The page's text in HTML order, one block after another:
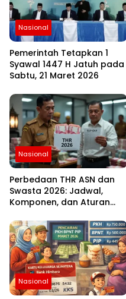
Nasional
Pemerintah Tetapkan 1
Syawal 1447 H Jatuh pada
Sabtu, 21 Maret 2026
Nasional
Perbedaan THR ASN dan
Swasta 2026: Jadwal,
Komponen, dan Aturan
Nasional